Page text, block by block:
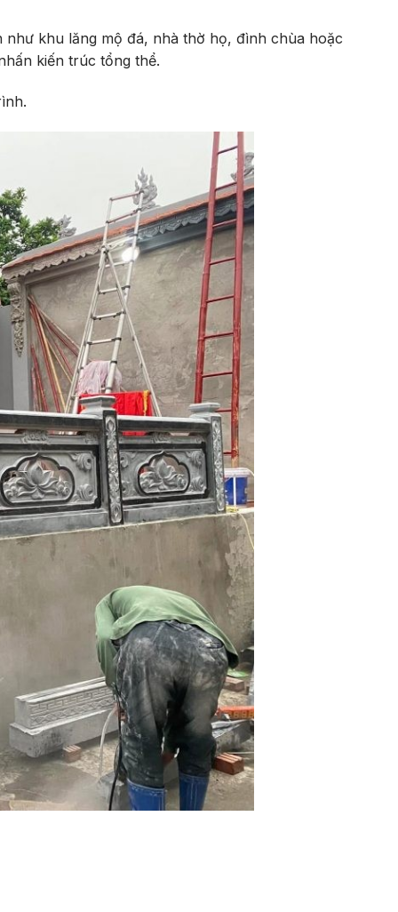
khu lăng mộ đá, nhà thờ họ, đình chùa hoặc
kiến trúc tổng thể.